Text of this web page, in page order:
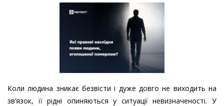
Коли людина зникає безвісти і дуже довго не виходить на
зв’язок, її рідні опиняються у ситуації невизначеності. У